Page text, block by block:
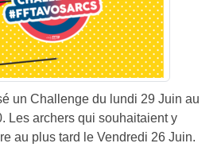
un Challenge du lundi 29 Juin au
Les archers qui souhaitaient y
au plus tard le Vendredi 26 Juin.